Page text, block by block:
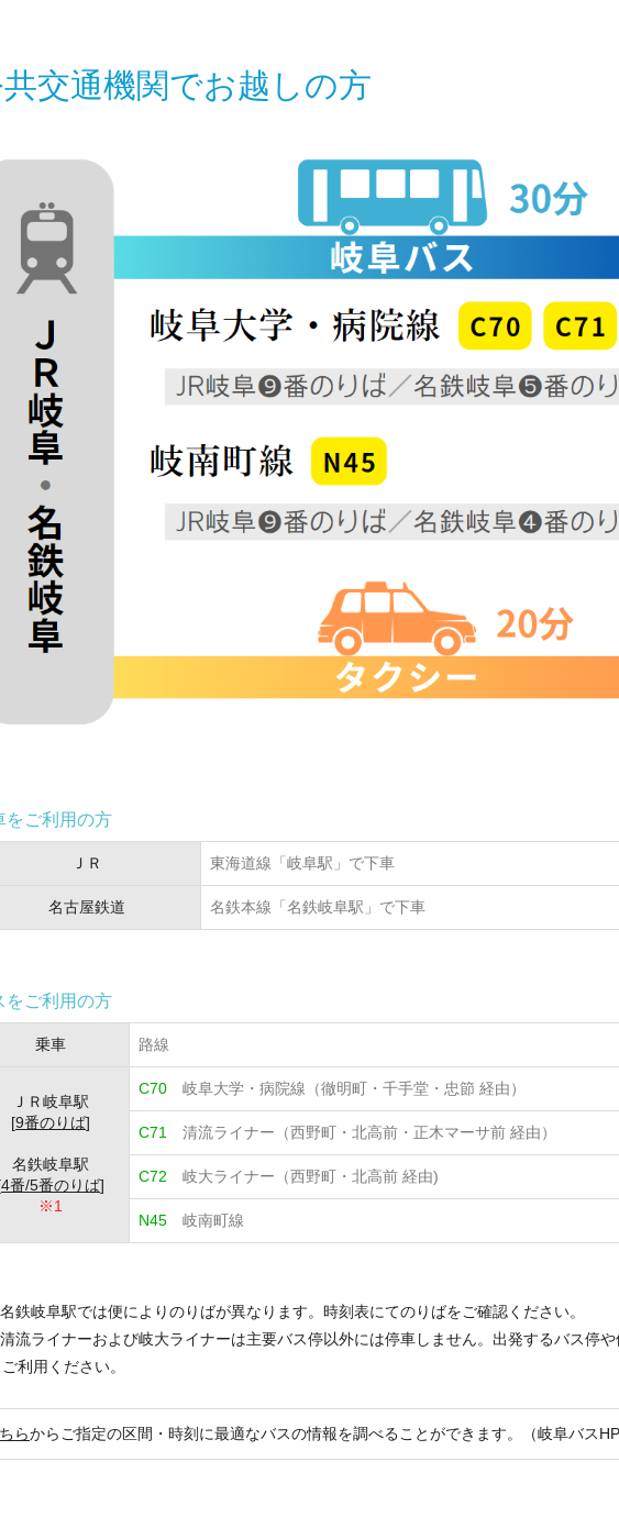
交通機関でお越しの方
をご利用の方
ＪＲ 東海道線「岐阜駅」で下車
名古屋鉄道 名鉄本線「名鉄岐阜駅」で下車
をご利用の方
乗車 路線
ＪＲ岐阜駅
[9番のりば]
名鉄岐阜駅
4番/5番のりば]
※1
C70 岐阜大学・病院線（徹明町・千手堂・忠節 経由）
C71 清流ライナー（西野町・北高前・正木マーサ前 経由）
C72 岐大ライナー（西野町・北高前 経由)
N45 岐南町線
鉄岐阜駅では便によりのりばが異なります。時刻表にてのりばをご確認ください。
流ライナーおよび岐大ライナーは主要バス停以外には停車しません。出発するバス停
利用ください。
らからご指定の区間・時刻に最適なバスの情報を調べることができます。（岐阜バスHP